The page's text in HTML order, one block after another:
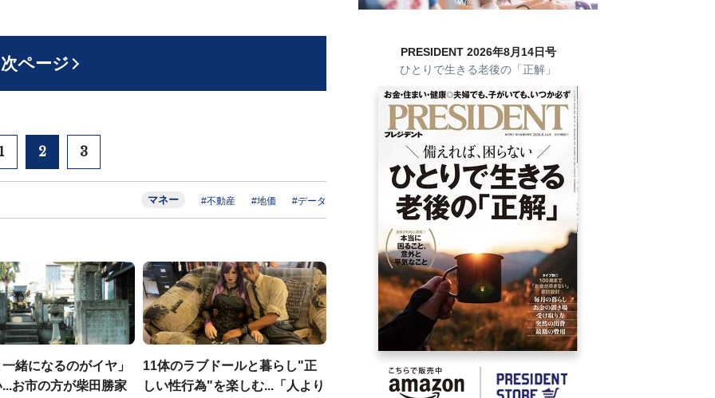
次ページ
2 3
マネー #不動産 #地価 #データ
緒になるのがイヤ」
お市の方が柴田勝家
11体のラブドールと暮らし"正
しい性行為"を楽しむ...「人より
PRESIDENT 2026年8月14日号
ひとりで生きる老後の「正解」